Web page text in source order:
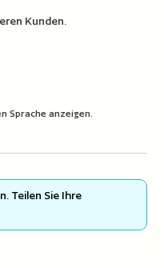
Kunden.
Sprache anzeigen.
Teilen Sie Ihre